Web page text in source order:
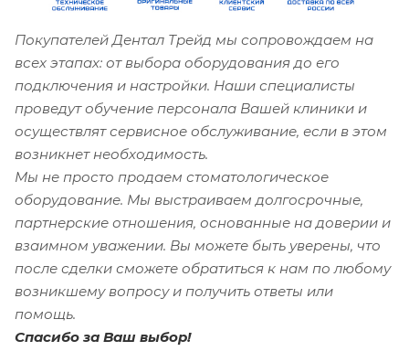
Покупателей Дентал Трейд мы сопровождаем на
всех этапах: от выбора оборудования до его
подключения и настройки. Наши специалисты
проведут обучение персонала Вашей клиники и
осуществлят сервисное обслуживание, если в этом
возникнет необходимость.
Мы не просто продаем стоматологическое
оборудование. Мы выстраиваем долгосрочные,
партнерские отношения, основанные на доверии и
взаимном уважении. Вы можете быть уверены, что
после сделки сможете обратиться к нам по любому
возникшему вопросу и получить ответы или
помощь.
Спасибо за Ваш выбор!